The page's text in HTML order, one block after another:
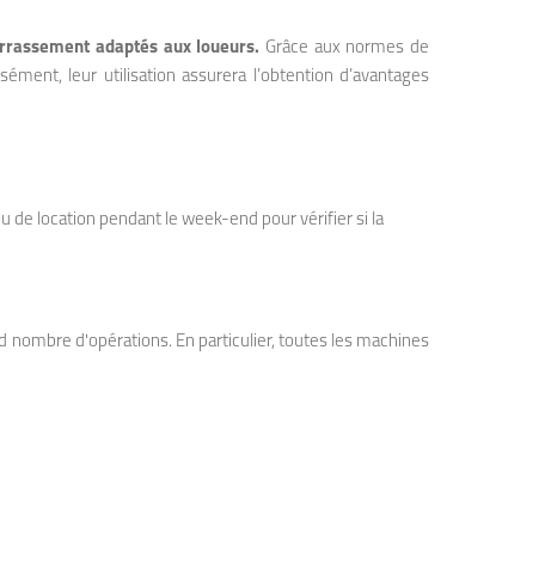
adaptés aux loueurs. Grâce aux normes de
leur utilisation assurera l’obtention d’avantages
de location pendant le week-end pour vérifier si la
d'opérations. En particulier, toutes les machines